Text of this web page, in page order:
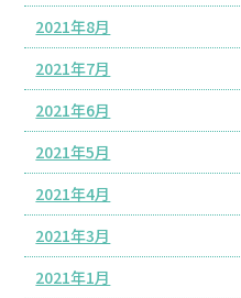
2021年8月
2021年7月
2021年6月
2021年5月
2021年4月
2021年3月
2021年1月